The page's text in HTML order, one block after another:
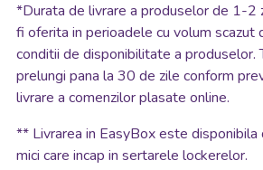
*Durata de livrare a produselor de 1-2
fi oferita in perioadele cu volum scazut
conditii de disponibilitate a produselor.
prelungi pana la 30 de zile conform
livrare a comenzilor plasate online.
** Livrarea in EasyBox este
mici care incap in sertarele lockerelor.